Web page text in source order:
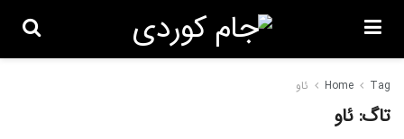
Home Tag ئاو
تاگ: ئاو